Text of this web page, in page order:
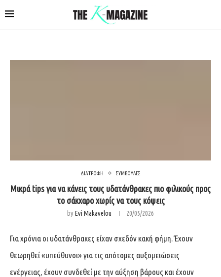
ΔΙΑΤΡΟΦΗ ΣΥΜΒΟΥΛΕΣ
Μικρά tips για να κάνεις τους υδατάνθρακες πιο φιλικούς προς
το σάκχαρο χωρίς να τους κόψεις
byEvi Makavelou 20/05/2026
Για χρόνια οι υδατάνθρακες είχαν σχεδόν κακή φήμη. Έχουν
θεωρηθεί «υπεύθυνοι» για τις απότομες αυξομειώσεις
ενέργειας, έχουν συνδεθεί με την αύξηση βάρους και έχουν